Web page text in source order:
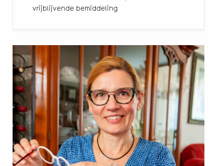
vrijblijvende bemiddeling